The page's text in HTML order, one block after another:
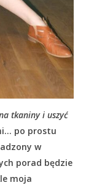
tkaniny i uszyć
po prostu
w
porad będzie
moja